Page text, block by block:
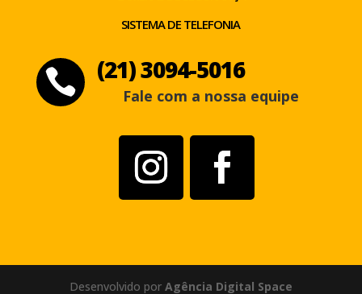
SISTEMA DE TELEFONIA
 (21) 3094-5016
Fale com a nossa equipe
Desenvolvido por Agência Digital Space